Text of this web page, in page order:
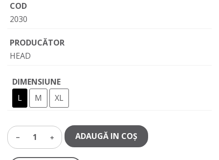
COD
2030
PRODUCĂTOR
HEAD
DIMENSIUNE
L
M XL
1 ADAUGĂ IN COŞ